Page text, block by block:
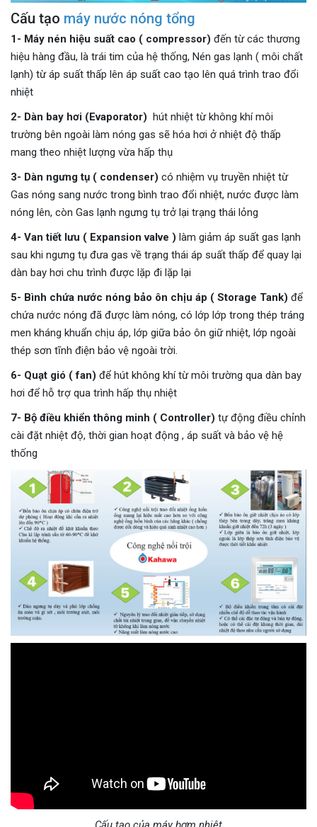
Cấu tạo máy nước nóng tổng
1- Máy nén hiệu suất cao ( compressor) đến từ các thương
hiệu hàng đầu, là trái tim của hệ thống, Nén gas lạnh ( môi chất
lạnh) từ áp suất thấp lên áp suất cao tạo lên quá trình trao đổi
nhiệt
2- Dàn bay hơi (Evaporator) hút nhiệt từ không khí môi
trường bên ngoài làm nóng gas sẽ hóa hơi ở nhiệt độ thấp
mang theo nhiệt lượng vừa hấp thụ
3- Dàn ngưng tụ ( condenser) có nhiệm vụ truyền nhiệt từ
Gas nóng sang nước trong bình trao đổi nhiệt, nước được làm
nóng lên, còn Gas lạnh ngưng tụ trở lại trạng thái lỏng
4- Van tiết lưu ( Expansion valve ) làm giảm áp suất gas lạnh
sau khi ngưng tụ đưa gas về trạng thái áp suất thấp để quay lại
dàn bay hơi chu trình được lặp đi lặp lại
5- Bình chứa nước nóng bảo ôn chịu áp ( Storage Tank) để
chứa nước nóng đã được làm nóng, có lớp lớp trong thép tráng
men kháng khuẩn chịu áp, lớp giữa bảo ôn giữ nhiệt, lớp ngoài
thép sơn tĩnh điện bảo vệ ngoài trời.
6- Quạt gió ( fan) để hút không khí từ môi trường qua dàn bay
hơi để hỗ trợ qua trình hấp thụ nhiệt
7- Bộ điều khiển thông minh ( Controller) tự động điều chỉnh
cài đặt nhiệt độ, thời gian hoạt động , áp suất và bảo vệ hệ
thống